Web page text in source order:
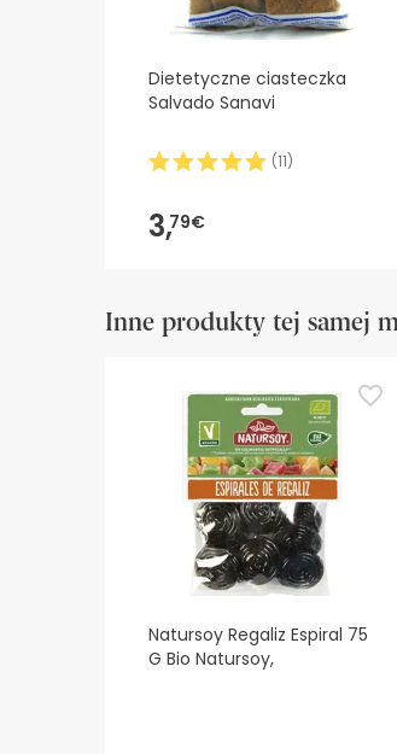
Dietetyczne ciasteczka
Salvado Sanavi
(11)
3,79€
Inne produkty tej samej
Natursoy Regaliz Espiral 75
G Bio Natursoy,